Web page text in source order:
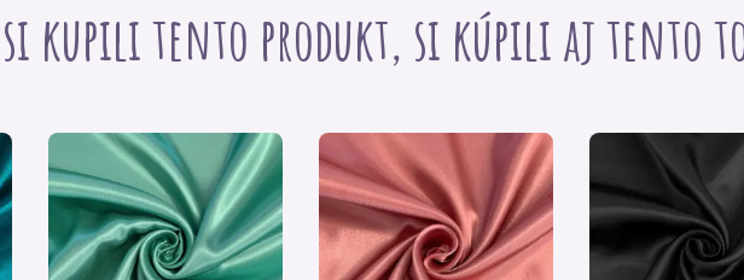
kupili tento produkt, si kúpili aj tento